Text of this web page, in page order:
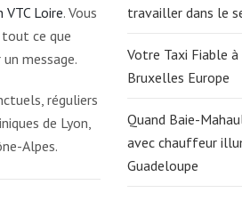
Loire. Vous
ce que
message.
réguliers
de Lyon,
Alpes.
travailler dans le
Votre Taxi Fiable
Bruxelles Europe
Quand Baie-
avec chauffeur
Guadeloupe